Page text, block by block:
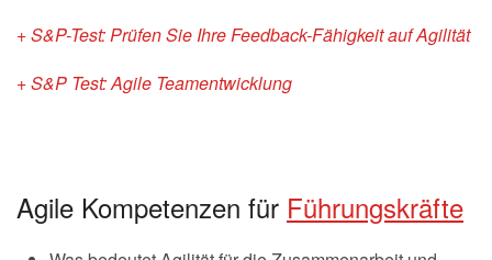
+ S&P-Test: Prüfen Sie Ihre Feedback-Fähigkeit auf Agilität
+ S&P Test: Agile Teamentwicklung
Agile Kompetenzen für Führungskräfte